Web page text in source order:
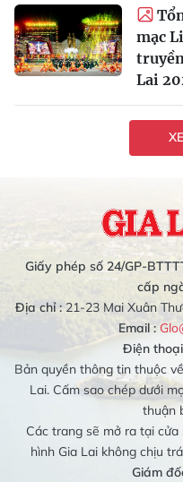
mạc
Lai
Giấy phép số 24/GP-
cấp
Địa chỉ :21-23 Mai Xuân
Email :
Điện
Bản quyền thông tin thuộc
Lai. Cấm sao chép dưới
thuận
Các trang sẽ mở ra tại
hình Gia Lai không chịu
Giám